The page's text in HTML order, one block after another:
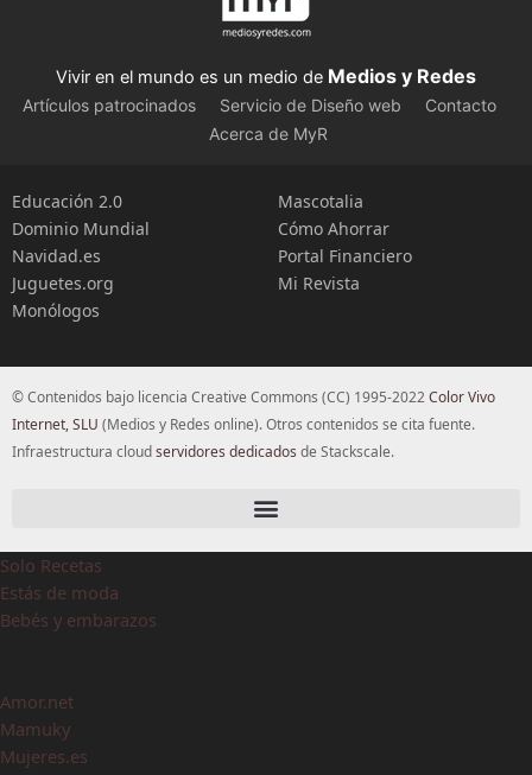
Vivir en el mundo es un medio de Medios y Redes
Artículos patrocinados Servicio de Diseño web
Contacto
Acerca de MyR
Educación 2.0
Dominio Mundial
Navidad.es
Juguetes.org
Monólogos
Mascotalia
Cómo Ahorrar
Portal Financiero
Mi Revista
© Contenidos bajo licencia Creative Commons (CC) 1995-2022Color Vivo
Internet, SLU (Medios y Redes online). Otros contenidos se cita fuente.
Infraestructura cloudservidores dedicados de Stackscale.
Solo Recetas
Estás de moda
Bebés y embarazos
Amor.net
Mamuky
Mujeres.es